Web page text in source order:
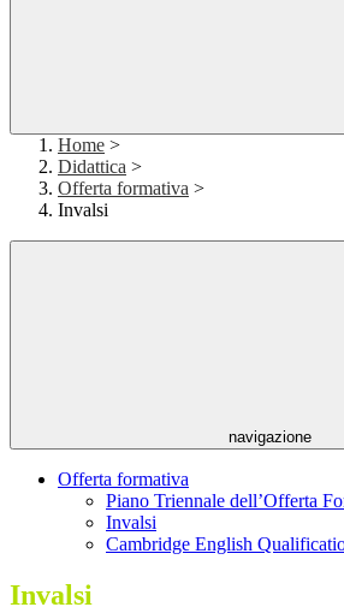
Home >
Didattica >
Offerta formativa >
Invalsi
navigazione
Offerta formativa
Piano Triennale dell’Offerta
Invalsi
Cambridge English
Invalsi